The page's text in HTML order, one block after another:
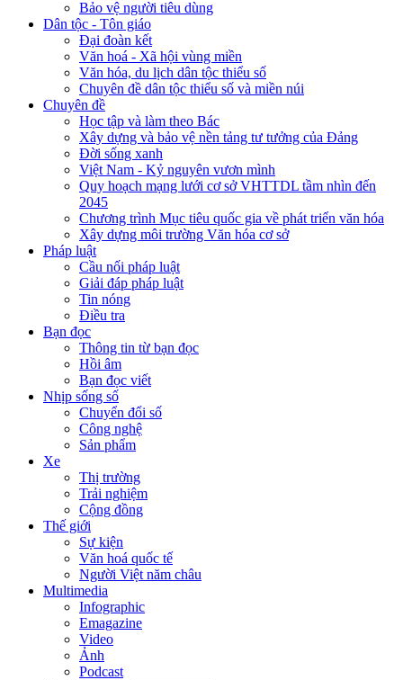
Bảo vệ người tiêu dùng
Dân tộc - Tôn giáo
Đại đoàn kết
Văn hoá - Xã hội vùng miền
Văn hóa, du lịch dân tộc thiểu số
Chuyên đề dân tộc thiểu số và miền núi
Chuyên đề
Học tập và làm theo Bác
Xây dựng và bảo vệ nền tảng tư tưởng của Đảng
Đời sống xanh
Việt Nam - Kỷ nguyên vươn mình
Quy hoạch mạng lưới cơ sở VHTTDL tầm nhìn đến
2045
Chương trình Mục tiêu quốc gia về phát triển văn hóa
Xây dựng môi trường Văn hóa cơ sở
Pháp luật
Cầu nối pháp luật
Giải đáp pháp luật
Tin nóng
Điều tra
Bạn đọc
Thông tin từ bạn đọc
Hồi âm
Bạn đọc viết
Nhịp sống số
Chuyển đổi số
Công nghệ
Sản phẩm
Xe
Thị trường
Trải nghiệm
Cộng đồng
Thế giới
Sự kiện
Văn hoá quốc tế
Người Việt năm châu
Multimedia
Infographic
Emagazine
Video
Ảnh
Podcast